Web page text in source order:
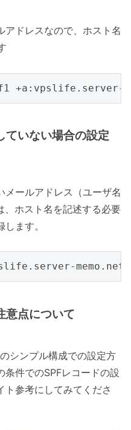
アドレスなので、ホスト名
ていない場合の設定
メールアドレス（ユーザ名
ホスト名を記述する必要
ます。
意点について
シンプル構成での設定方
件でのSPFレコードの設
ト参考にしてみてくださ